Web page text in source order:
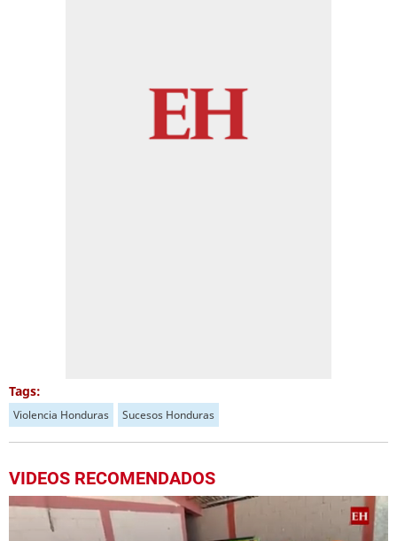
Tags:
Violencia Honduras Sucesos Honduras
VIDEOS RECOMENDADOS